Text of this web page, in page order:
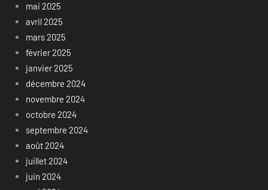
mai 2025
avril 2025
mars 2025
février 2025
janvier 2025
décembre 2024
novembre 2024
octobre 2024
septembre 2024
août 2024
juillet 2024
juin 2024